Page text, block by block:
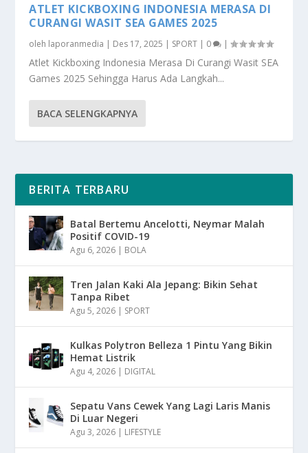
ATLET KICKBOXING INDONESIA MERASA DI
CURANGI WASIT SEA GAMES 2025
oleh laporanmedia | Des 17, 2025 | SPORT | 0 |
Atlet Kickboxing Indonesia Merasa Di Curangi Wasit SEA
Games 2025 Sehingga Harus Ada Langkah...
BACA SELENGKAPNYA
BERITA TERBARU
Batal Bertemu Ancelotti, Neymar Malah
Positif COVID-19
Agu 6, 2026 | BOLA
Tren Jalan Kaki Ala Jepang: Bikin Sehat
Tanpa Ribet
Agu 5, 2026 | SPORT
Kulkas Polytron Belleza 1 Pintu Yang Bikin
Hemat Listrik
Agu 4, 2026 | DIGITAL
Sepatu Vans Cewek Yang Lagi Laris Manis
Di Luar Negeri
Agu 3, 2026 | LIFESTYLE